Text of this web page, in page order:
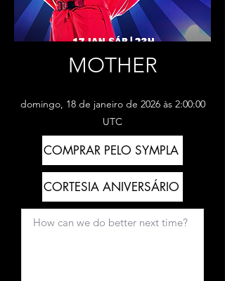
MOTHER
domingo, 18 de janeiro de 2026 às 2:00:00
UTC
COMPRAR PELO SYMPLA
CORTESIA ANIVERSÁRIO
How can we do better next time?